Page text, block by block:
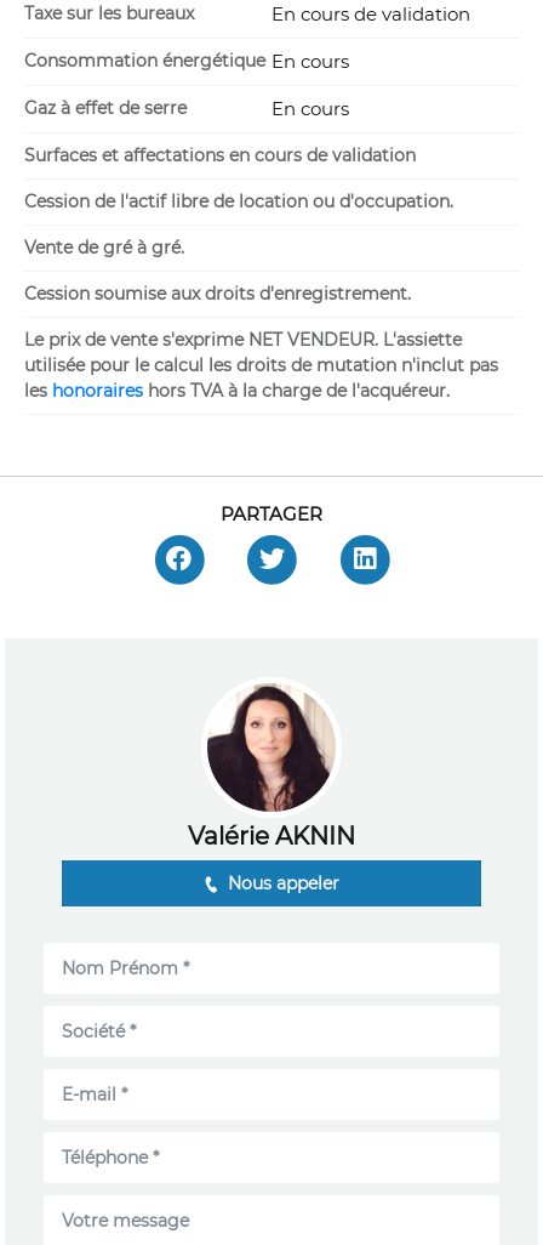
Taxe sur les bureaux En cours de validation
Consommation énergétique En cours
Gaz à effet de serre En cours
Surfaces et affectations en cours de validation
Cession de l'actif libre de location ou d'occupation.
Vente de gré à gré.
Cession soumise aux droits d'enregistrement.
Le prix de vente s'exprime NET VENDEUR. L'assiette
utilisée pour le calcul les droits de mutation n'inclut pas
les honoraires hors TVA à la charge de l'acquéreur.
PARTAGER
Valérie AKNIN
Nous appeler